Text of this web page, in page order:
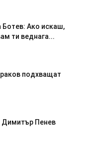
Ако искаш,
ти веднага...
подхващат
Димитър Пенев